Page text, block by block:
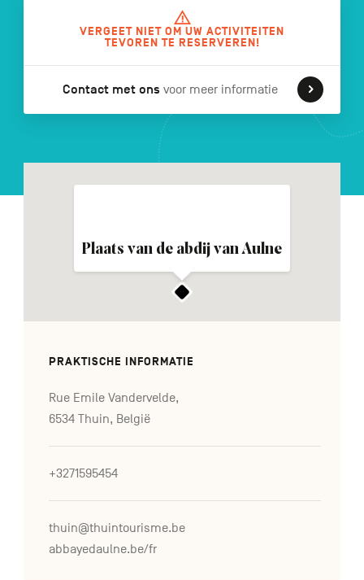
FR DE EN
secondaire
VERGEET NIET OM UW ACTIVITEITEN
TEVOREN TE RESERVEREN!
Contact met ons voor meer informatie
Plaats van de abdij van Aulne
PRAKTISCHE INFORMATIE
Rue Emile Vandervelde,
6534 Thuin, België
+3271595454
thuin@thuintourisme.be
abbayedaulne.be/fr